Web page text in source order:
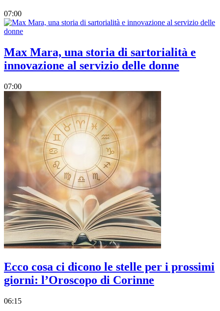
07:00
Max Mara, una storia di sartorialità e
innovazione al servizio delle donne
07:00
Ecco cosa ci dicono le stelle per i prossimi
giorni: l’Oroscopo di Corinne
06:15